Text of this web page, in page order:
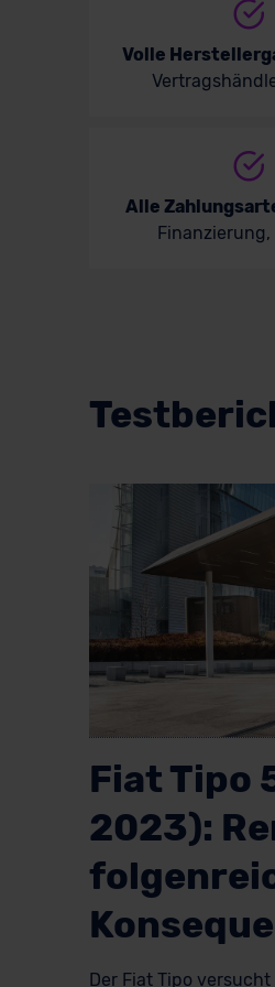
Volle
Alle
Finanzierung,
Fiat Tipo
2023):
Der Fiat Tipo